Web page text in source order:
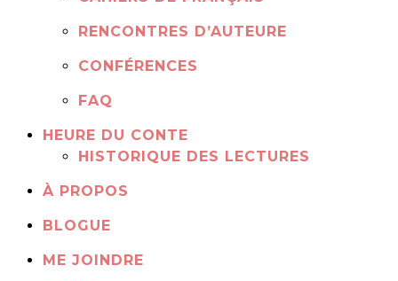
RENCONTRES D’AUTEURE
CONFÉRENCES
FAQ
HEURE DU CONTE
HISTORIQUE DES LECTURES
À PROPOS
BLOGUE
ME JOINDRE